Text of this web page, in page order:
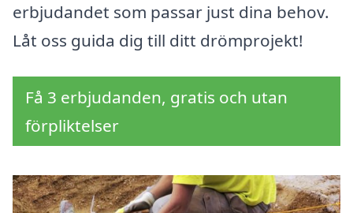
erbjudandet som passar just dina behov.
Låt oss guida dig till ditt drömprojekt!
Få 3 erbjudanden, gratis och utan
förpliktelser